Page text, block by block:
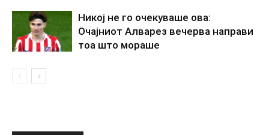
Никој не го очекуваше ова:
Очајниот Алварез вечерва направи
тоа што мораше